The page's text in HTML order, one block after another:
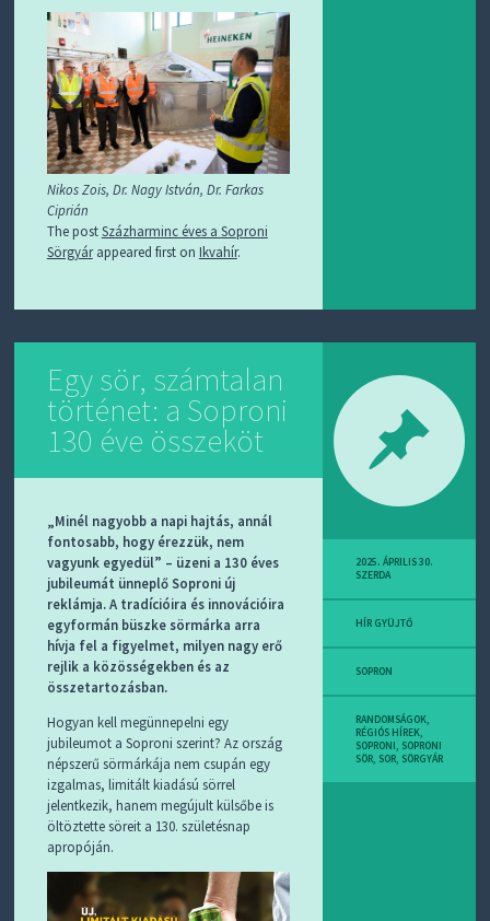
Nikos Zois, Dr. Nagy István, Dr. Farkas
Ciprián
The postSzázharminc éves a Soproni
Sörgyárappeared first on Ikvahír.
Egy sör, számtalan
történet: a Soproni
130 éve összeköt
„Minél nagyobb a napi hajtás, annál
fontosabb, hogy érezzük, nem
vagyunk egyedül” – üzeni a 130 éves
jubileumát ünneplő Soproni új
reklámja. A tradícióira és innovációira
egyformán büszke sörmárka arra
hívja fel a figyelmet, milyen nagy erő
rejlik a közösségekben és az
összetartozásban.
Hogyan kell megünnepelni egy
jubileumot a Soproni szerint? Az ország
népszerű sörmárkája nem csupán egy
izgalmas, limitált kiadású sörrel
jelentkezik, hanem megújult külsőbe is
öltöztette söreit a 130. születésnap
apropóján.
2025. ÁPRILIS 30.
SZERDA
HÍR GYÜJTŐ
SOPRON
RANDOMSÁGOK,
RÉGIÓS HÍREK,
SOPRONI, SOPRONI
SÖR, SOR, SÖRGYÁR